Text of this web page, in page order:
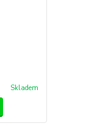
Skladem